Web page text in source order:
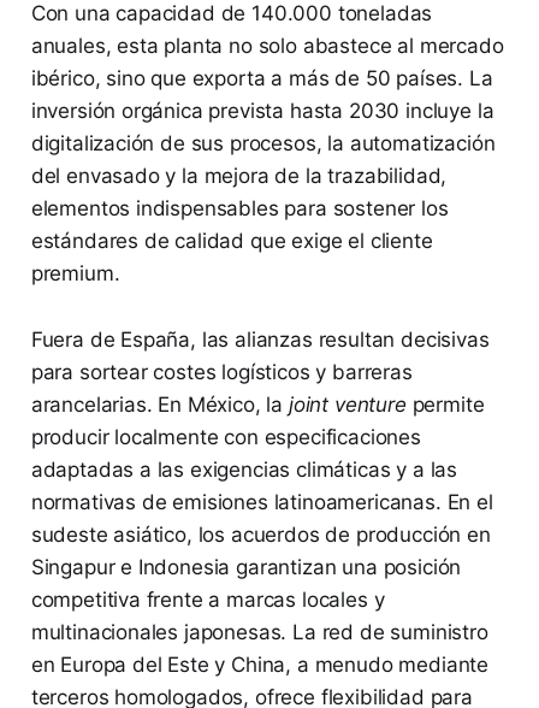
Con una capacidad de 140.000 toneladas
anuales, esta planta no solo abastece al mercado
ibérico, sino que exporta a más de 50 países. La
inversión orgánica prevista hasta 2030 incluye la
digitalización de sus procesos, la automatización
del envasado y la mejora de la trazabilidad,
elementos indispensables para sostener los
estándares de calidad que exige el cliente
premium.
Fuera de España, las alianzas resultan decisivas
para sortear costes logísticos y barreras
arancelarias. En México, la joint venture permite
producir localmente con especificaciones
adaptadas a las exigencias climáticas y a las
normativas de emisiones latinoamericanas. En el
sudeste asiático, los acuerdos de producción en
Singapur e Indonesia garantizan una posición
competitiva frente a marcas locales y
multinacionales japonesas. La red de suministro
en Europa del Este y China, a menudo mediante
terceros homologados, ofrece flexibilidad para